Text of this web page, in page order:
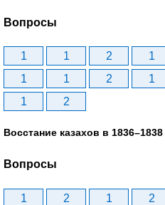
Вопросы
1 1 2 1
1
1 2 1
1
2
Восстание казахов в
Вопросы
1 2 1 2